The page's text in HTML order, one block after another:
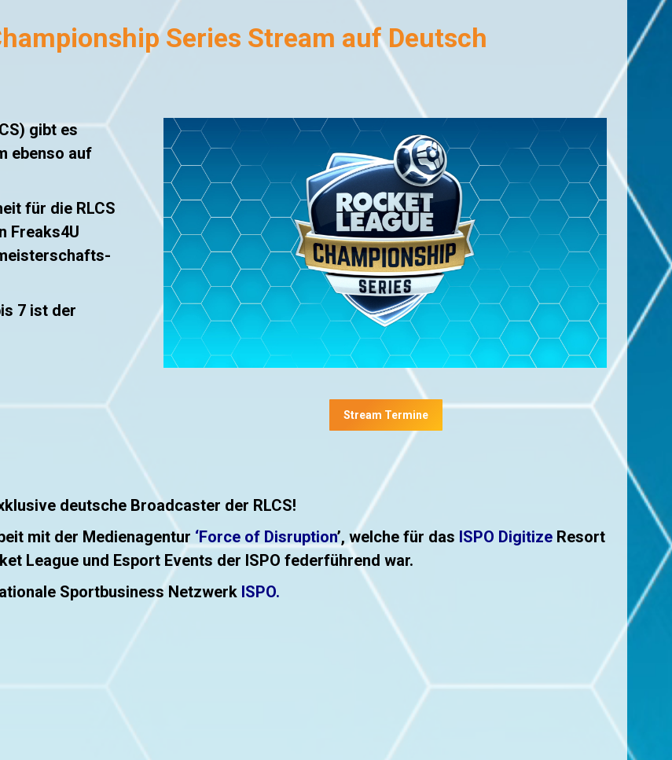
Series Stream auf Deutsch
gibt es
ebenso auf
für die RLCS
Freaks4U
7 ist der
Stream Termine
deutsche Broadcaster der RLCS!
mit der Medienagentur ‘Force of Disruption’, welche für das ISPO Digitize Resort
League und Esport Events der ISPO federführend war.
Sportbusiness Netzwerk ISPO.